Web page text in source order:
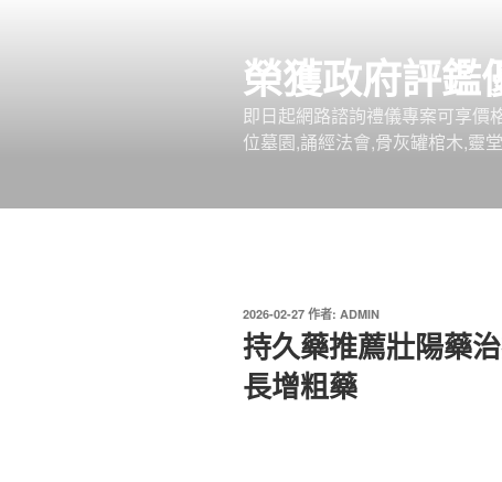
榮獲政府評鑑
即日起網路諮詢禮儀專案可享價
位墓園,誦經法會,骨灰罐棺木,靈
發
佈
於
2026-02-27 作者: ADMIN
持久藥推薦壯陽藥
長增粗藥